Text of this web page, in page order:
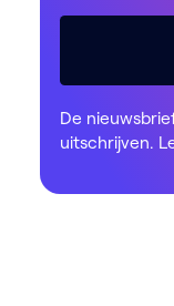
De
uitschrijven.